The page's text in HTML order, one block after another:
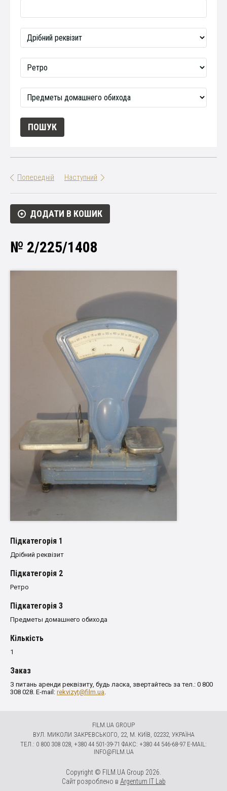
Попередній Наступний
ДОДАТИ В КОШИК
№ 2/225/1408
Пiдкатегорiя 1
Дрібний реквізит
Пiдкатегорiя 2
Ретро
Пiдкатегорiя 3
Предметы домашнего обихода
Кількість
1
Заказ
З питань аренди реквізиту, будь ласка, звертайтесь за тел.: 0 800
308 028. E-mail: rekvizyt@film.ua.
FILM.UA GROUP
ВУЛ. МИКОЛИ ЗАКРЕВСЬКОГО, 22, М. КИЇВ, 02232, УКРАЇНА
ТЕЛ.: 0 800 308 028, +380 44 501-39-71 ФАКС: +380 44 546-68-97 E-MAIL:
INFO@FILM.UA
Copyright © FILM.UA Group 2026.
Сайт розроблено в Argentum IT Lab